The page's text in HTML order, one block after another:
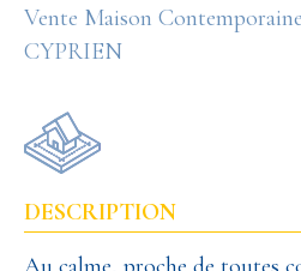
Vente Maison
CYPRIEN
DESCRIPTION